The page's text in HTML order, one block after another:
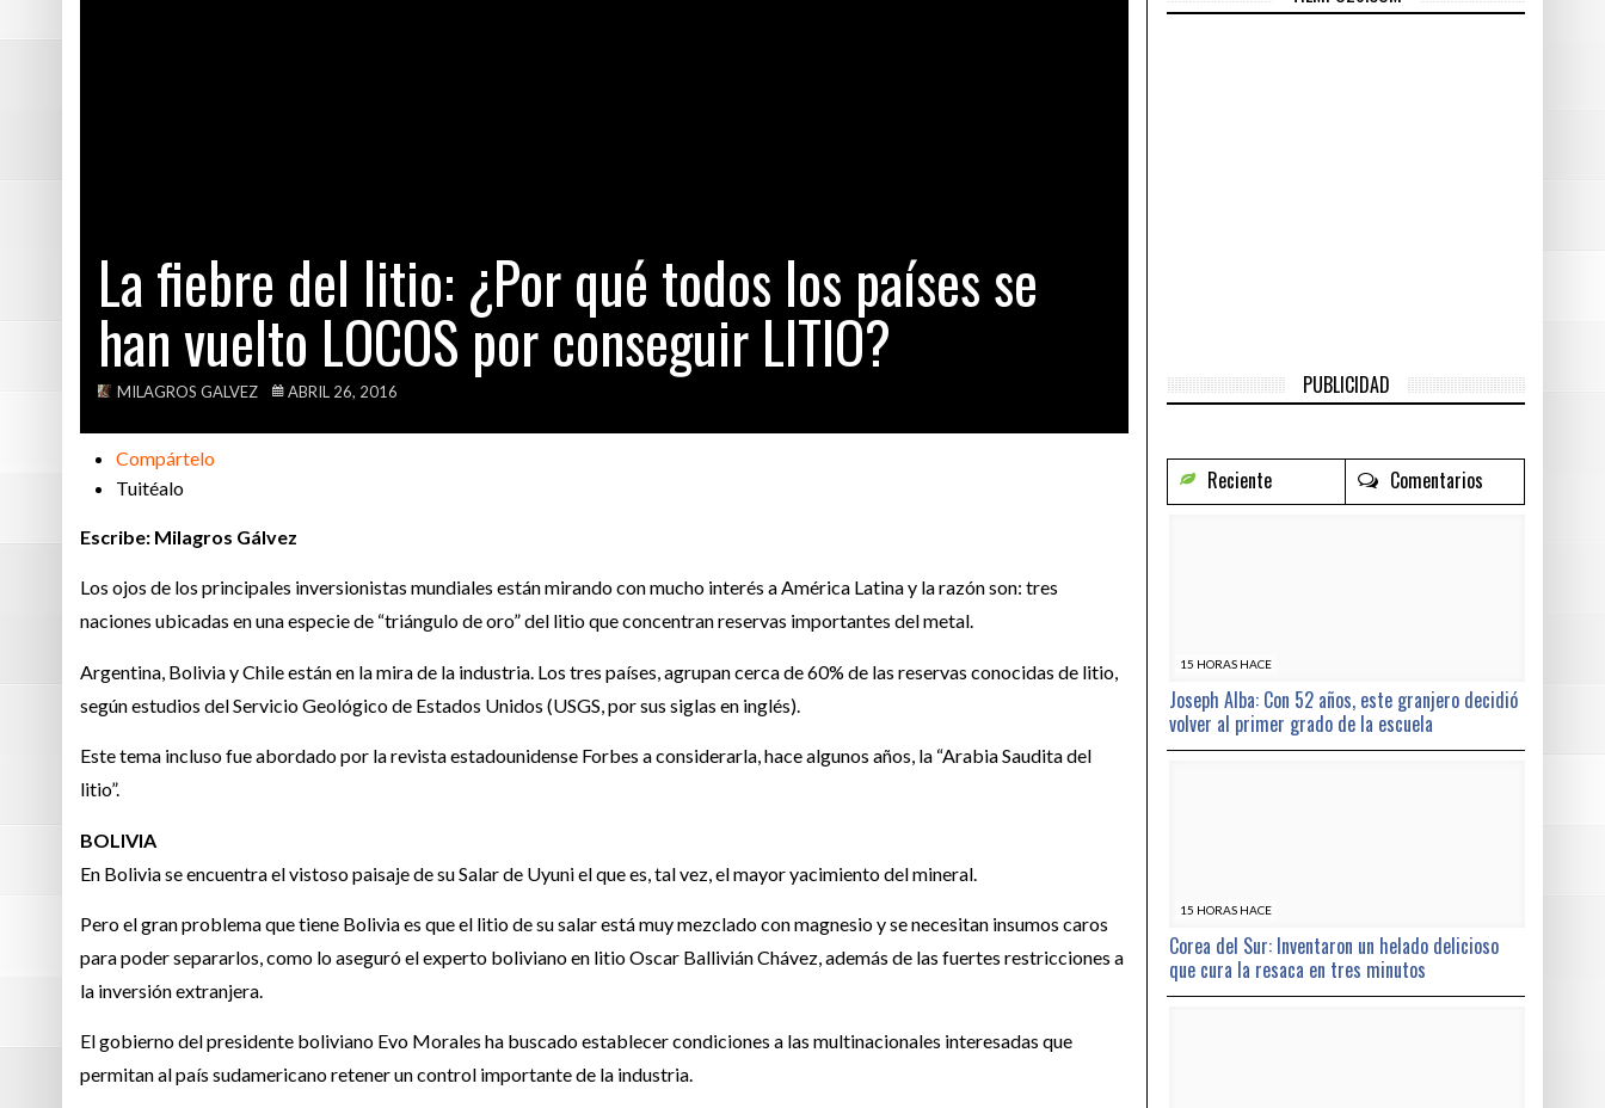
La fiebre del litio: ¿Por qué todos los países se
han vuelto LOCOS por conseguir LITIO?
MILAGROS GALVEZ ABRIL 26, 2016
Compártelo
Tuitéalo
Escribe: Milagros Gálvez
Los ojos de los principales inversionistas mundiales están mirando con mucho interés a América Latina y la razón son: tres
naciones ubicadas en una especie de “triángulo de oro” del litio que concentran reservas importantes del metal.
Argentina, Bolivia y Chile están en la mira de la industria. Los tres países, agrupan cerca de 60% de las reservas conocidas de litio,
según estudios del Servicio Geológico de Estados Unidos (USGS, por sus siglas en inglés).
Este tema incluso fue abordado por la revista estadounidense Forbes a considerarla, hace algunos años, la “Arabia Saudita del
litio”.
BOLIVIA
En Bolivia se encuentra el vistoso paisaje de su Salar de Uyuni el que es, tal vez, el mayor yacimiento del mineral.
Pero el gran problema que tiene Bolivia es que el litio de su salar está muy mezclado con magnesio y se necesitan insumos caros
para poder separarlos, como lo aseguró el experto boliviano en litio Oscar Ballivián Chávez, además de las fuertes restricciones a
la inversión extranjera.
El gobierno del presidente boliviano Evo Morales ha buscado establecer condiciones a las multinacionales interesadas que
permitan al país sudamericano retener un control importante de la industria.
PUBLICIDAD
Reciente Comentarios
15 HORAS HACE
Joseph Alba: Con 52 años, este granjero decidió
volver al primer grado de la escuela
15 HORAS HACE
Corea del Sur: Inventaron un helado delicioso
que cura la resaca en tres minutos